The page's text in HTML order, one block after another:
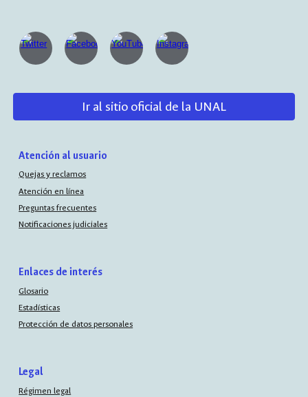
Ir al sitio oficial de la UNAL
Atención al usuario
Quejas y reclamos
Atención en línea
Preguntas frecuentes
Notificaciones judiciales
Enlaces de interés
Glosario
Estadísticas
Protección de datos personales
Legal
Régimen legal